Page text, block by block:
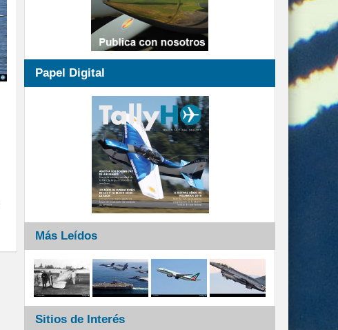
Papel Digital
Más Leídos
Sitios de Interés